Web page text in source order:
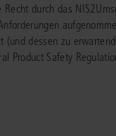
durch das
(und dessen zu
Product Safety